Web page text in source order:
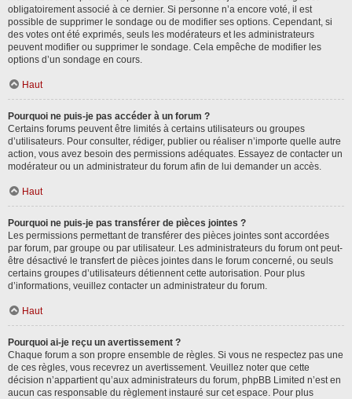
obligatoirement associé à ce dernier. Si personne n’a encore voté, il est
possible de supprimer le sondage ou de modifier ses options. Cependant, si
des votes ont été exprimés, seuls les modérateurs et les administrateurs
peuvent modifier ou supprimer le sondage. Cela empêche de modifier les
options d’un sondage en cours.
Haut
Pourquoi ne puis-je pas accéder à un forum ?
Certains forums peuvent être limités à certains utilisateurs ou groupes
d’utilisateurs. Pour consulter, rédiger, publier ou réaliser n’importe quelle autre
action, vous avez besoin des permissions adéquates. Essayez de contacter un
modérateur ou un administrateur du forum afin de lui demander un accès.
Haut
Pourquoi ne puis-je pas transférer de pièces jointes ?
Les permissions permettant de transférer des pièces jointes sont accordées
par forum, par groupe ou par utilisateur. Les administrateurs du forum ont peut-
être désactivé le transfert de pièces jointes dans le forum concerné, ou seuls
certains groupes d’utilisateurs détiennent cette autorisation. Pour plus
d’informations, veuillez contacter un administrateur du forum.
Haut
Pourquoi ai-je reçu un avertissement ?
Chaque forum a son propre ensemble de règles. Si vous ne respectez pas une
de ces règles, vous recevrez un avertissement. Veuillez noter que cette
décision n’appartient qu’aux administrateurs du forum, phpBB Limited n’est en
aucun cas responsable du règlement instauré sur cet espace. Pour plus